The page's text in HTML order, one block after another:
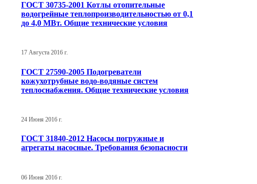
ГОСТ 30735-2001 Котлы отопительные
водогрейные теплопроизводительностью от 0,1
до 4,0 МВт. Общие технические условия
17 Августа 2016 г.
ГОСТ 27590-2005 Подогреватели
кожухотрубные водо-водяные систем
теплоснабжения. Общие технические условия
24 Июня 2016 г.
ГОСТ 31840-2012 Насосы погружные и
агрегаты насосные. Требования безопасности
06 Июня 2016 г.